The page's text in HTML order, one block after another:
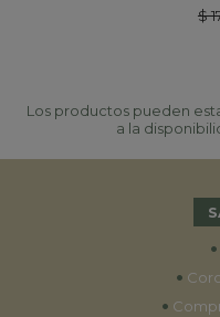
$
Los productos pueden
a la
•
•
•